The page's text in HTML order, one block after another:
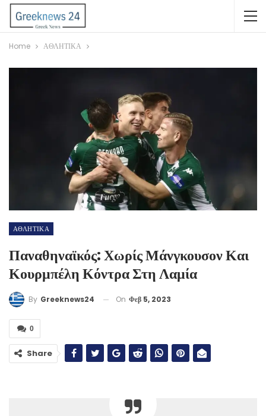
Home ΑΘΛΗΤΙΚΑ
ΑΘΛΗΤΙΚΑ
Παναθηναϊκός: Χωρίς Μάνγκουσον Και
Κουρμπέλη Κόντρα Στη Λαμία
By Greeknews24 On Φεβ 5, 2023
0
Share